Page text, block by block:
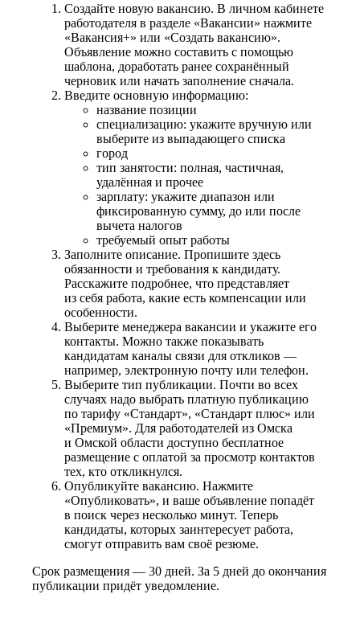
Создайте новую вакансию. В личном кабинете
работодателя в разделе «Вакансии» нажмите
«Вакансия+» или «Создать вакансию».
Объявление можно составить с помощью
шаблона, доработать ранее сохранённый
черновик или начать заполнение сначала.
Введите основную информацию:
название позиции
специализацию: укажите вручную или
выберите из выпадающего списка
город
тип занятости: полная, частичная,
удалённая и прочее
зарплату: укажите диапазон или
фиксированную сумму, до или после
вычета налогов
требуемый опыт работы
Заполните описание. Пропишите здесь
обязанности и требования к кандидату.
Расскажите подробнее, что представляет
из себя работа, какие есть компенсации или
особенности.
Выберите менеджера вакансии и укажите его
контакты. Можно также показывать
кандидатам каналы связи для откликов —
например, электронную почту или телефон.
Выберите тип публикации. Почти во всех
случаях надо выбрать платную публикацию
по тарифу «Стандарт», «Стандарт плюс» или
«Премиум». Для работодателей из Омска
и Омской области доступно бесплатное
размещение с оплатой за просмотр контактов
тех, кто откликнулся.
Опубликуйте вакансию. Нажмите
«Опубликовать», и ваше объявление попадёт
в поиск через несколько минут. Теперь
кандидаты, которых заинтересует работа,
смогут отправить вам своё резюме.
Срок размещения — 30 дней. За 5 дней до окончания
публикации придёт уведомление.